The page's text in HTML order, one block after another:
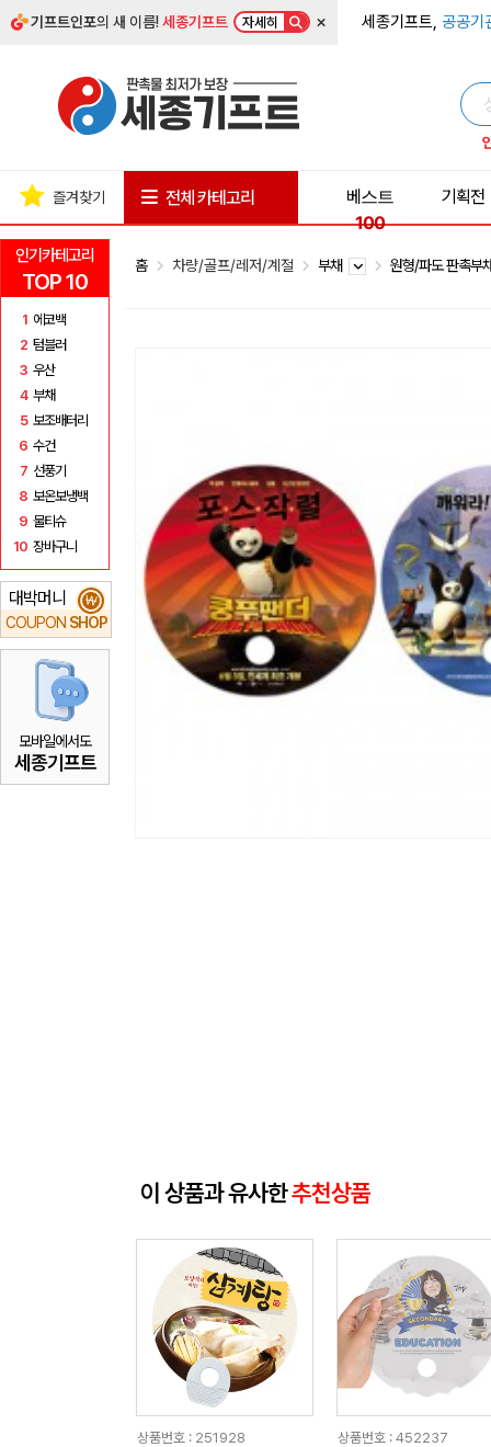
기프트인포의 새 이름!세종기프트 자세히 × 세종기프트, 공공기
인기카테고리
TOP 10
1 에코백
2 텀블러
3 우산
4 부채
5 보조배터리
6 수건
7 선풍기
8 보온보냉백
9 물티슈
10 장바구니
대박머니
COUPON SHOP
₩
모바일에서도
세종기프트
즐겨찾기 전체 카테고리
베스트
100
기획전
홈 차량/골프/레저/계절 부채 원형/파도 판촉부
이 상품과 유사한추천상품
상품번호 : 251928
상품번호 : 452237